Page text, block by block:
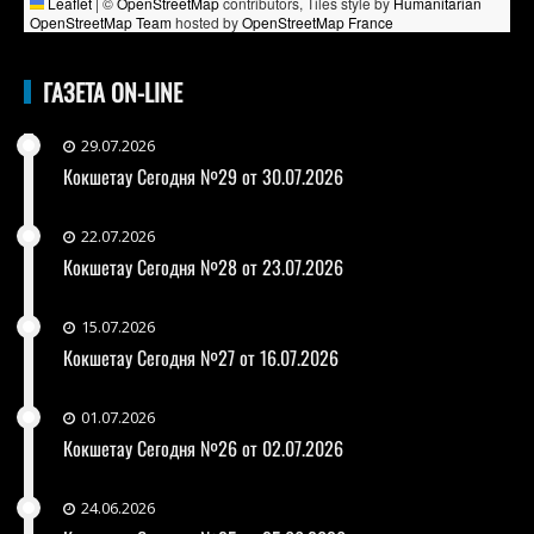
OpenStreetMap Teamhosted byOpenStreetMap France
ГАЗЕТА ON-LINE
29.07.2026
Кокшетау Сегодня №29 от 30.07.2026
22.07.2026
Кокшетау Сегодня №28 от 23.07.2026
15.07.2026
Кокшетау Сегодня №27 от 16.07.2026
01.07.2026
Кокшетау Сегодня №26 от 02.07.2026
24.06.2026